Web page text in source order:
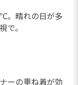
。晴れの日が多
で。
ーの重ね着が効